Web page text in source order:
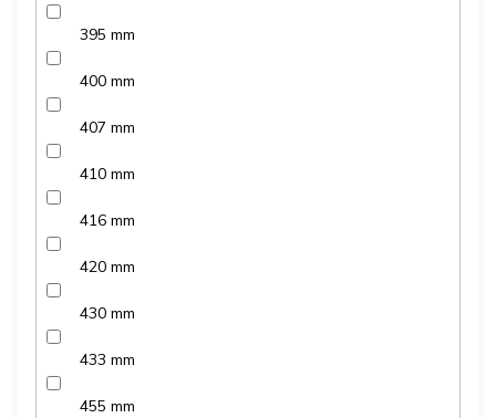
395 mm
400 mm
407 mm
410 mm
416 mm
420 mm
430 mm
433 mm
455 mm